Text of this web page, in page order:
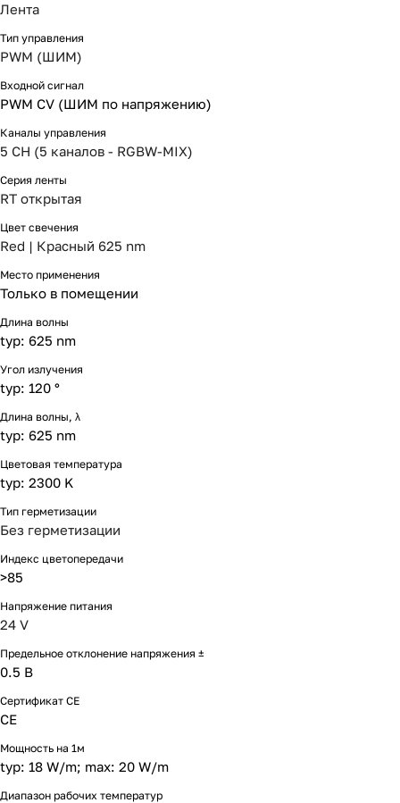
Лента
Тип управления
PWM (ШИМ)
Входной сигнал
PWM СV (ШИМ по напряжению)
Каналы управления
5 CH (5 каналов - RGBW-MIX)
Серия ленты
RT открытая
Цвет свечения
Red | Красный 625 nm
Место применения
Только в помещении
Длина волны
typ: 625 nm
Угол излучения
typ: 120 °
Длина волны, λ
typ: 625 nm
Цветовая температура
typ: 2300 K
Тип герметизации
Без герметизации
Индекс цветопередачи
>85
Напряжение питания
24 V
Предельное отклонение напряжения ±
0.5 В
Сертификат CE
CE
Мощность на 1м
typ: 18 W/m; max: 20 W/m
Диапазон рабочих температур